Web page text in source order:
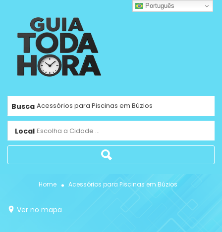
Busca
Local Escolha a Cidade ...
Home Acessórios para Piscinas em Búzios
Ver no mapa
Português